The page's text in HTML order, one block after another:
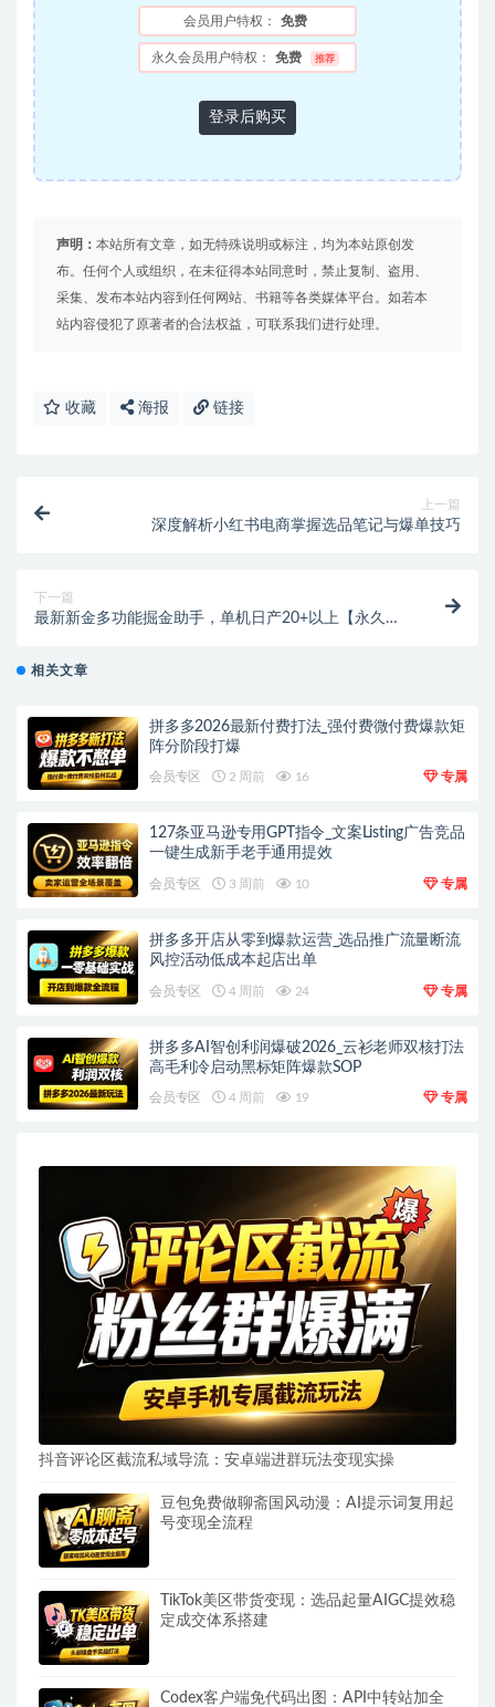
会员用户特权： 免费
永久会员用户特权： 免费 推荐
登录后购买
声明： 本站所有文章，如无特殊说明或标注，均为本站原创发
布。任何个人或组织，在未征得本站同意时，禁止复制、盗用、
采集、发布本站内容到任何网站、书籍等各类媒体平台。如若本
站内容侵犯了原著者的合法权益，可联系我们进行处理。
收藏 海报 链接
上一篇
深度解析小红书电商掌握选品笔记与爆单技巧
下一篇
最新新金多功能掘金助手，单机日产20+以上【永久脚
相关文章
拼多多2026最新付费打法_强付费微付费爆款矩
阵分阶段打爆
会员专区 2 周前 16 专属
127条亚马逊专用GPT指令_文案Listing广告竞品
一键生成新手老手通用提效
会员专区 3 周前 10 专属
拼多多开店从零到爆款运营_选品推广流量断流
风控活动低成本起店出单
会员专区 4 周前 24 专属
拼多多AI智创利润爆破2026_云衫老师双核打法
高毛利冷启动黑标矩阵爆款SOP
会员专区 4 周前 19 专属
抖音评论区截流私域导流：安卓端进群玩法变现实操
豆包免费做聊斋国风动漫：AI提示词复用起
号变现全流程
TikTok美区带货变现：选品起量AIGC提效稳
定成交体系搭建
Codex客户端免代码出图：API中转站加全